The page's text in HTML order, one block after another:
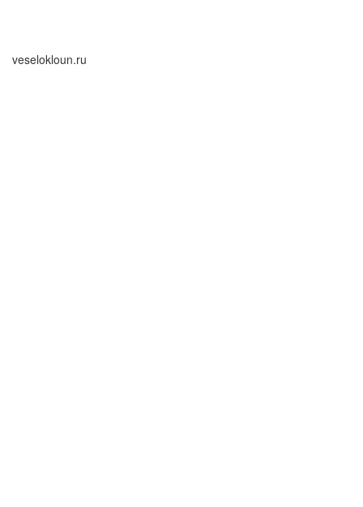
veselokloun.ru